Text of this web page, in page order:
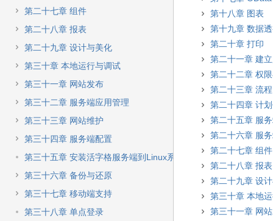
第二十七章 组件
第二十八章 报表
第二十九章 设计与美化
第三十章 本地运行与调试
第三十一章 网站发布
第三十二章 服务端应用管理
第三十三章 网站维护
第三十四章 服务端配置
第三十五章 安装活字格服务端到Linux系统
第三十六章 备份与还原
第三十七章 移动端支持
第三十八章 单点登录
第十八章 图表
第十九章 数据
第二十章 打印
第二十一章 建
第二十二章 权
第二十三章 流程
第二十四章 计
第二十五章 服
第二十六章 服
第二十七章 组件
第二十八章 报表
第二十九章 设
第三十章 本地
第三十一章 网